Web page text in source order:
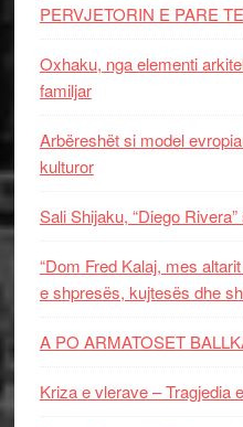
PERVJETORIN E PARE
Oxhaku, nga elementi
familjar
Arbëreshët si model
kulturor
Sali Shijaku, “Diego
“Dom Fred Kalaj, mes
e shpresës, kujtesës dhe
A PO ARMATOSET
Kriza e vlerave – Tragjedia